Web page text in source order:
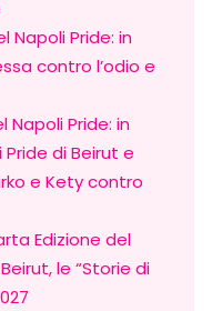
Napoli Pride: in
contro l’odio e
Pride: in
di Beirut e
e Kety contro
Edizione del
le “Storie di